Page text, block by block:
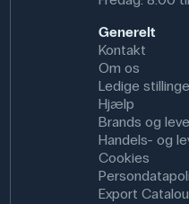
Specifikationer
Brand: Kern & Sohn
Dimensioner: (b x d x
Generelt
Kontakt
Om os
Ledige
Hjælp
Brands og
Handels- og
Cookies
Export